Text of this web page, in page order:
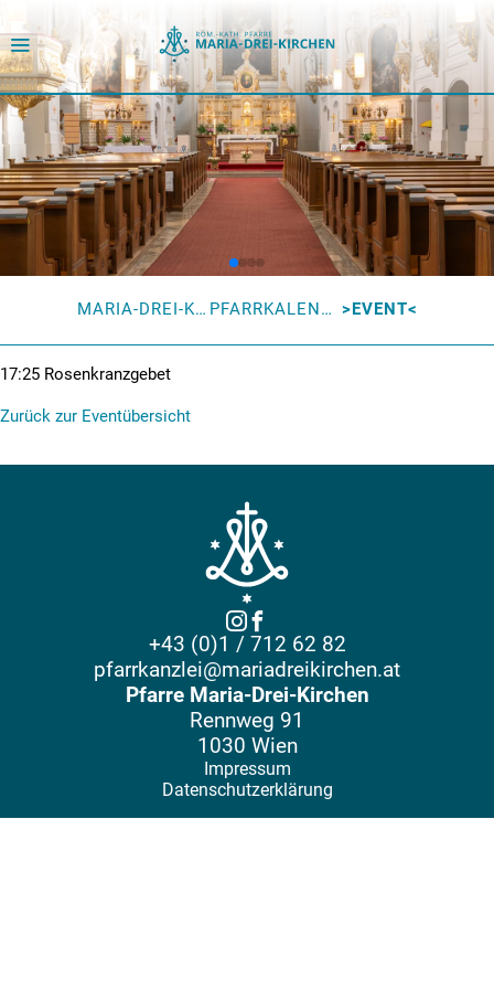
MARIA-DREI-KIRCHEN PFARRKALENDER EVENT
17:25 Rosenkranzgebet
Zurück zur Eventübersicht
+43 (0)1 / 712 62 82
pfarrkanzlei@mariadreikirchen.at
Pfarre Maria-Drei-Kirchen
Rennweg 91
1030 Wien
Impressum
Datenschutzerklärung